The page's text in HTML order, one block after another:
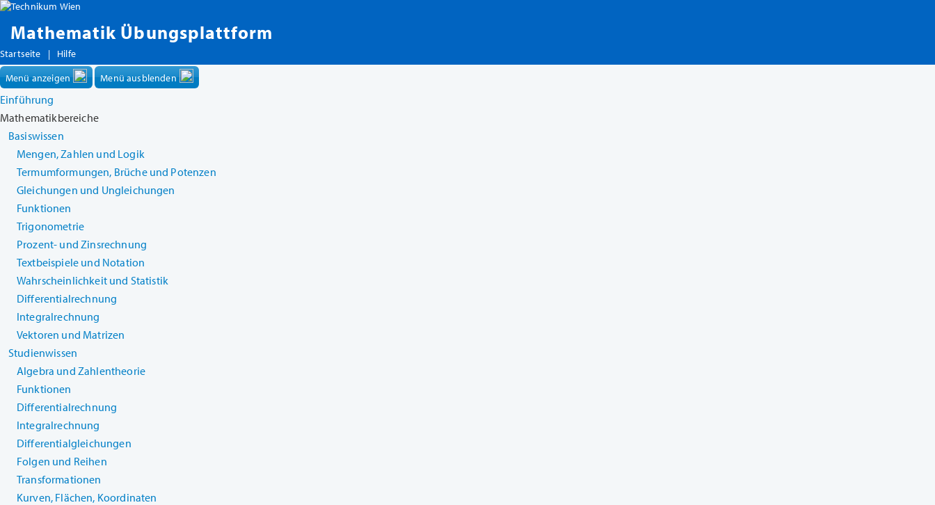
Mathematik Übungsplattform
Startseite | Hilfe
Menü anzeigen Menü ausblenden
Einführung
Mathematikbereiche
Basiswissen
Mengen, Zahlen und Logik
Termumformungen, Brüche und Potenzen
Gleichungen und Ungleichungen
Funktionen
Trigonometrie
Prozent- und Zinsrechnung
Textbeispiele und Notation
Wahrscheinlichkeit und Statistik
Differentialrechnung
Integralrechnung
Vektoren und Matrizen
Studienwissen
Algebra und Zahlentheorie
Funktionen
Differentialrechnung
Integralrechnung
Differentialgleichungen
Folgen und Reihen
Transformationen
Kurven, Flächen, Koordinaten